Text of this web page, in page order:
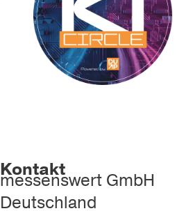
Kontakt
messenswert GmbH
Deutschland